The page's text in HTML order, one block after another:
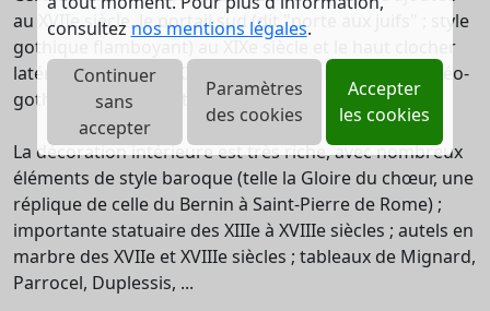
consultez nos mentions légales.
Continuer
sans
accepter
Paramètres
des cookies
Accepter
les cookies
au XVIIe siècle, le portail sud (dit "porte aux juifs" ; style
gothique flamboyant) au XIXe siècle et le haut clocher
latéral au début du XXe siècle (hauteur 58 m ; style néo-
gothique flamboyant).
La décoration intérieure est très riche, avec nombreux
éléments de style baroque (telle la Gloire du chœur, une
réplique de celle du Bernin à Saint-Pierre de Rome) ;
importante statuaire des XIIIe à XVIIIe siècles ; autels en
marbre des XVIIe et XVIIIe siècles ; tableaux de Mignard,
Parrocel, Duplessis, ...